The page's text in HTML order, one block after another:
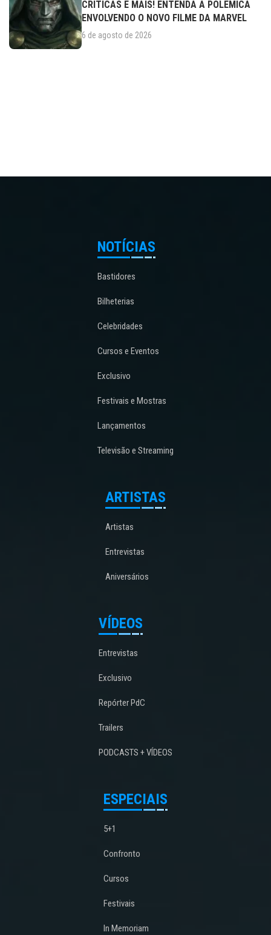
CRÍTICAS E MAIS! ENTENDA A POLÊMICA
ENVOLVENDO O NOVO FILME DA MARVEL
6 de agosto de 2026
NOTÍCIAS
Bastidores
Bilheterias
Celebridades
Cursos e Eventos
Exclusivo
Festivais e Mostras
Lançamentos
Televisão e Streaming
ARTISTAS
Artistas
Entrevistas
Aniversários
VÍDEOS
Entrevistas
Exclusivo
Repórter PdC
Trailers
PODCASTS + VÍDEOS
ESPECIAIS
5+1
Confronto
Cursos
Festivais
In Memoriam